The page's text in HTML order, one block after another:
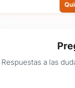
Respuestas a las